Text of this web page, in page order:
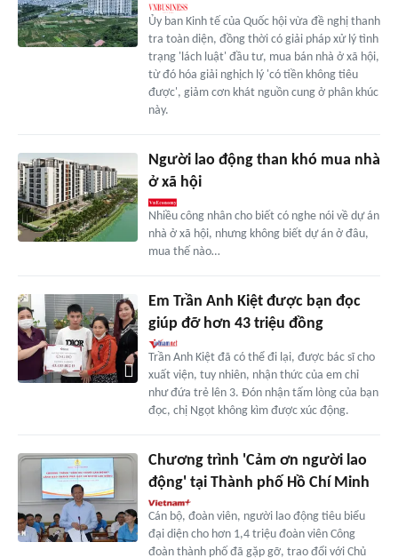
Ủy ban Kinh tế của Quốc hội vừa đề nghị thanh
tra toàn diện, đồng thời có giải pháp xử lý tình
trạng 'lách luật' đầu tư, mua bán nhà ở xã hội,
từ đó hóa giải nghịch lý 'có tiền không tiêu
được', giảm cơn khát nguồn cung ở phân khúc
này.
Người lao động than khó mua nhà
ở xã hội
Nhiều công nhân cho biết có nghe nói về dự án
nhà ở xã hội, nhưng không biết dự án ở đâu,
mua thế nào…
Em Trần Anh Kiệt được bạn đọc
giúp đỡ hơn 43 triệu đồng
Trần Anh Kiệt đã có thể đi lại, được bác sĩ cho
xuất viện, tuy nhiên, nhận thức của em chỉ
như đứa trẻ lên 3. Đón nhận tấm lòng của bạn
đọc, chị Ngọt không kìm được xúc động.
Chương trình 'Cảm ơn người lao
động' tại Thành phố Hồ Chí Minh
Cán bộ, đoàn viên, người lao động tiêu biểu
đại diện cho hơn 1,4 triệu đoàn viên Công
đoàn thành phố đã gặp gỡ, trao đổi với Chủ